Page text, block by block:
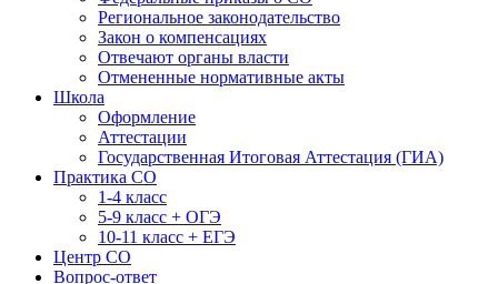
Региональное законодательство
Закон о компенсациях
Отвечают органы власти
Отмененные нормативные акты
Школа
Оформление
Аттестации
Государственная Итоговая Аттестация (ГИА)
Практика СО
1-4 класс
5-9 класс + ОГЭ
10-11 класс + ЕГЭ
Центр СО
Вопрос-ответ